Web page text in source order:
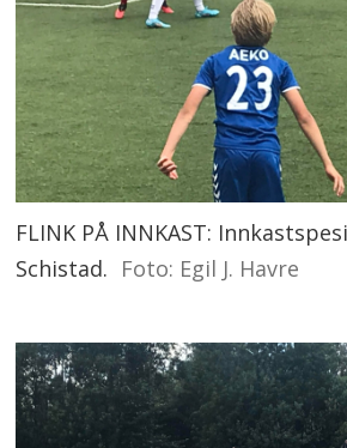
FLINK PÅ INNKAST:
Schistad. Foto: Egil J. Havre